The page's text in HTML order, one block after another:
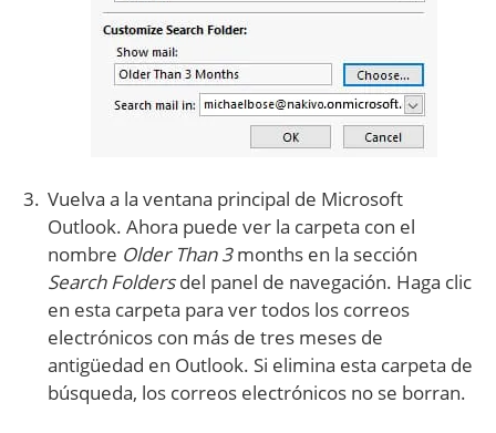
Vuelva a la ventana principal de Microsoft
Outlook. Ahora puede ver la carpeta con el
nombre Older Than 3months en la sección
Search Foldersdel panel de navegación. Haga clic
en esta carpeta para ver todos los correos
electrónicos con más de tres meses de
antigüedad en Outlook. Si elimina esta carpeta de
búsqueda, los correos electrónicos no se borran.